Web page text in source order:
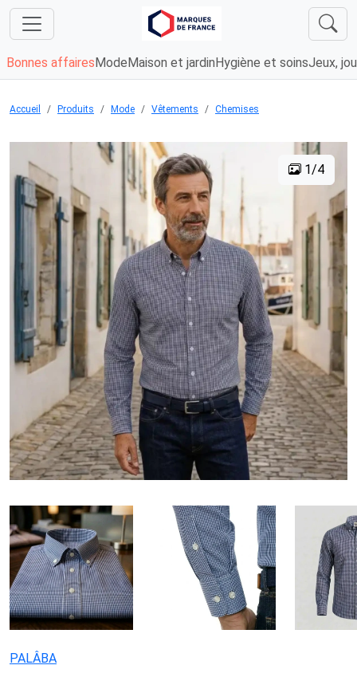
Bonnes affaires Mode Maison et jardin Hygiène et soinsJeux,
Accueil Produits Mode Vêtements Chemises
1/4
PALÂBA